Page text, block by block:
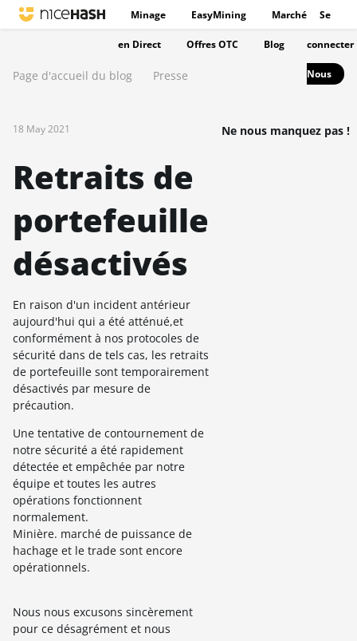
Minage EasyMining Marché
en Direct Offres OTC Blog
Se
connecter
Nous
Page d'accueil du blog Presse
18 May 2021
Retraits de
portefeuille
désactivés
En raison d'un incident antérieur
aujourd'hui qui a été atténué,et
conformément à nos protocoles de
sécurité dans de tels cas, les retraits
de portefeuille sont temporairement
désactivés par mesure de
précaution.
Une tentative de contournement de
notre sécurité a été rapidement
détectée et empêchée par notre
équipe et toutes les autres
opérations fonctionnent
normalement.
Minière. marché de puissance de
hachage et le trade sont encore
opérationnels.
Nous nous excusons sincèrement
pour ce désagrément et nous
Ne nous manquez pas !